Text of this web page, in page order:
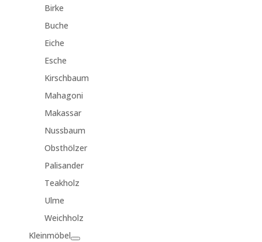
Birke
Buche
Eiche
Esche
Kirschbaum
Mahagoni
Makassar
Nussbaum
Obsthölzer
Palisander
Teakholz
Ulme
Weichholz
Kleinmöbel